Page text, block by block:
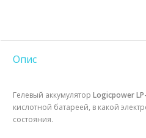
Опис
Гелевый аккумулятор Logicpower
кислотной батареей, в какой
состояния.